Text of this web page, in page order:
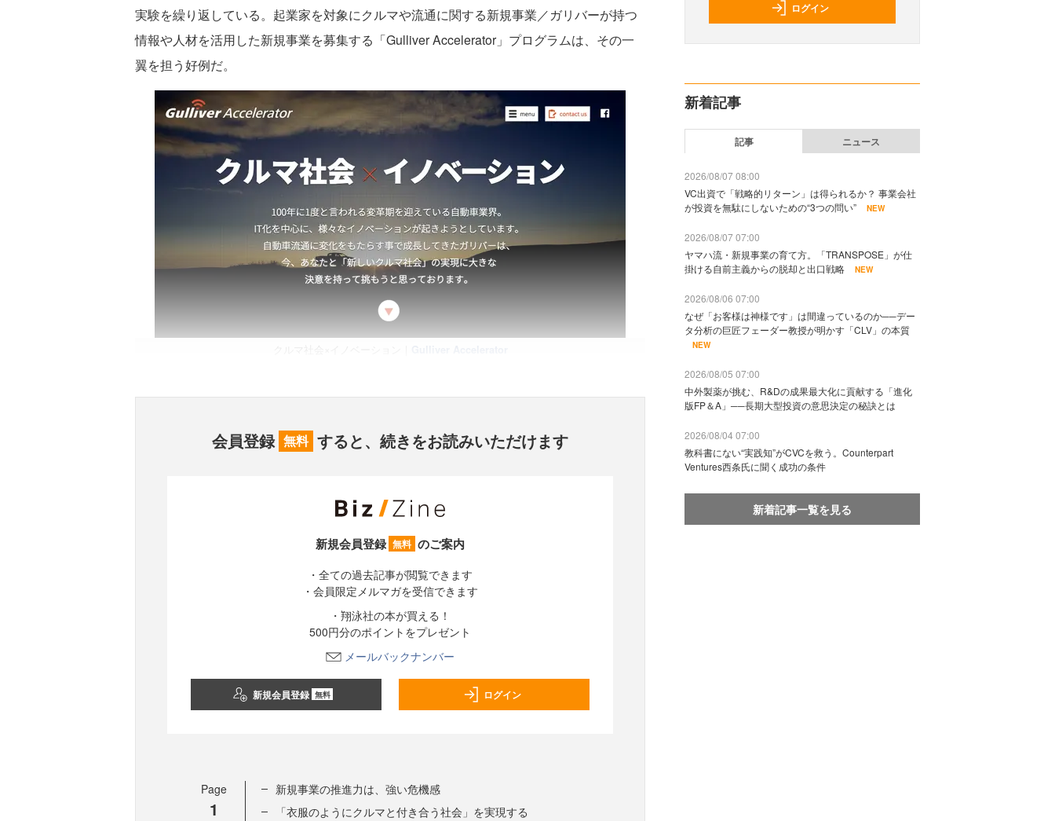
実験を繰り返している。起業家を対象にクルマや流通に関する新規事業／ガリバーが持つ
情報や人材を活用した新規事業を募集する「Gulliver Accelerator」プログラムは、その一
翼を担う好例だ。
クルマ社会×イノベーション｜
会員登録 無料 すると、続きをお読みいただけます
新規会員登録 無料 のご案内
・全ての過去記事が閲覧できます
・会員限定メルマガを受信できます
・翔泳社の本が買える！
500円分のポイントをプレゼント
メールバックナンバー
新規会員登録 無料 ログイン
Page
1
新規事業の推進力は、強い危機感
「衣服のようにクルマと付き合う社会」を実現する
ログイン
新着記事
記事 ニュース
2026/08/07 08:00
VC出資で「戦略的リターン」は得られるか？ 事業会社
が投資を無駄にしないための“3つの問い”
NEW
2026/08/07 07:00
ヤマハ流・新規事業の育て方。「TRANSPOSE」が仕
掛ける自前主義からの脱却と出口戦略
NEW
2026/08/06 07:00
なぜ「お客様は神様です」は間違っているのか──デー
タ分析の巨匠フェーダー教授が明かす「CLV」の本質
NEW
2026/08/05 07:00
中外製薬が挑む、R&Dの成果最大化に貢献する「進化
版FP＆A」──長期大型投資の意思決定の秘訣とは
2026/08/04 07:00
教科書にない“実践知”がCVCを救う。Counterpart
Ventures西条氏に聞く成功の条件
新着記事一覧を見る